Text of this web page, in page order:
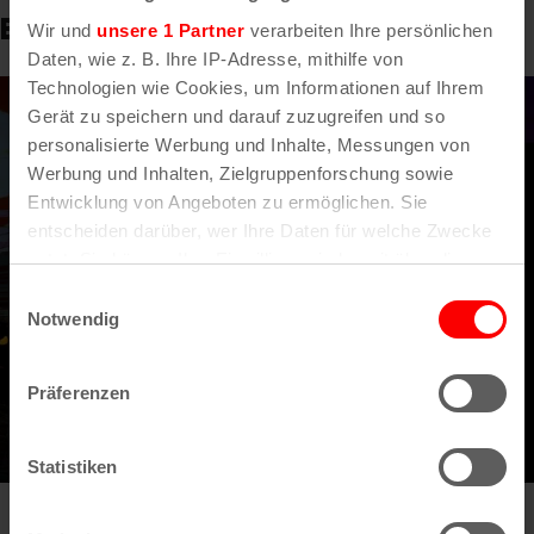
Wir und unsere 1 Partner verarbeiten Ihre persönlichen
Daten, wie z. B. Ihre IP-Adresse, mithilfe von
Technologien wie Cookies, um Informationen auf Ihrem
Gerät zu speichern und darauf zuzugreifen und so
personalisierte Werbung und Inhalte, Messungen von
Werbung und Inhalten, Zielgruppenforschung sowie
Entwicklung von Angeboten zu ermöglichen. Sie
entscheiden darüber, wer Ihre Daten für welche Zwecke
nutzt. Sie können Ihre Einwilligung jederzeit über die
Trigger Symbol ändern oder widerrufen
Informationen über Ihre geografische Lage
können
bestimmten Merkmalen (Fingerprinting) identifizieren
Notwendig
Präferenzen
Statistiken
Bildergalerie zu Viva Frida Kahlo